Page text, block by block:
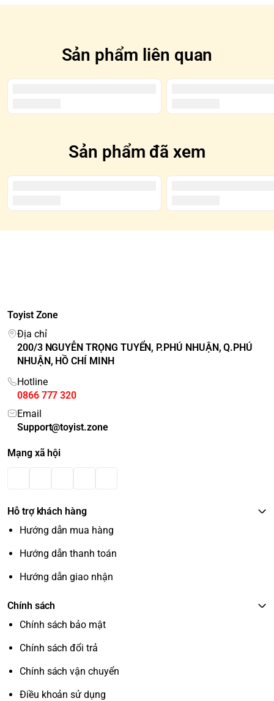
Sản phẩm liên quan
Sản phẩm đã xem
Toyist Zone
Địa chỉ
200/3 NGUYỄN TRỌNG TUYỂN, P.PHÚ NHUẬN, Q.PHÚ
NHUẬN, HỒ CHÍ MINH
Hotline
0866 777 320
Email
Support@toyist.zone
Mạng xã hội
Hỗ trợ khách hàng
Hướng dẫn mua hàng
Hướng dẫn thanh toán
Hướng dẫn giao nhận
Chính sách
Chính sách bảo mật
Chính sách đổi trả
Chính sách vận chuyển
Điều khoản sử dụng